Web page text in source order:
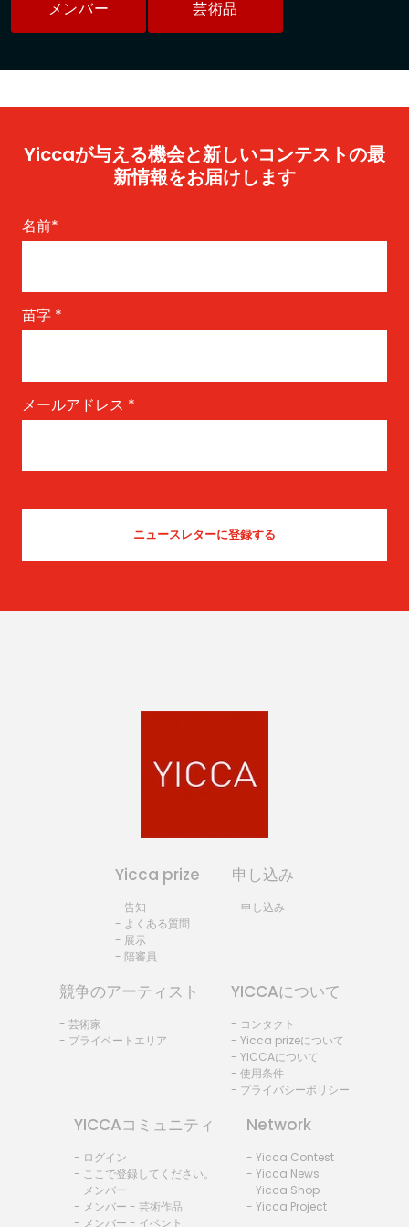
メンバー 芸術品
Yiccaが与える機会と新しいコンテストの最
新情報をお届けします
名前*
苗字 *
メールアドレス *
Yicca prize
- 告知
- よくある質問
- 展示
- 陪審員
申し込み
- 申し込み
競争のアーティスト
- 芸術家
- プライベートエリア
YICCAについて
- コンタクト
- Yicca prizeについて
- YICCAについて
- 使用条件
- プライバシーポリシー
YICCAコミュニティ
- ログイン
- ここで登録してください。
- メンバー
- メンバー - 芸術作品
- メンバー - イベント
Network
- Yicca Contest
- Yicca News
- Yicca Shop
- Yicca Project